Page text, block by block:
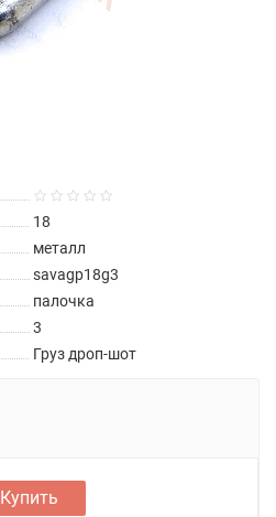
18
металл
savagp18g3
палочка
3
Груз дроп-шот
Купить